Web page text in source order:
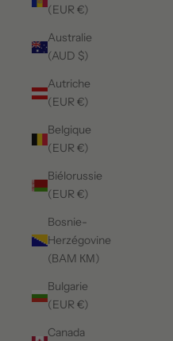
(EUR €)
Australie
(AUD $)
Autriche
(EUR €)
Belgique
(EUR €)
Biélorussie
(EUR €)
Bosnie-
Herzégovine
(BAM КМ)
Bulgarie
(EUR €)
Canada